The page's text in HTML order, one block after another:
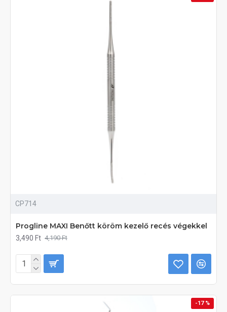
CP714
Progline MAXI Benőtt köröm kezelő recés végekkel
3,490 Ft 4,190 Ft
-17 %